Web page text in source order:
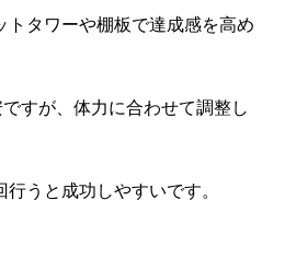
トタワーや棚板で達成感を高め
すが、体力に合わせて調整し
うと成功しやすいです。